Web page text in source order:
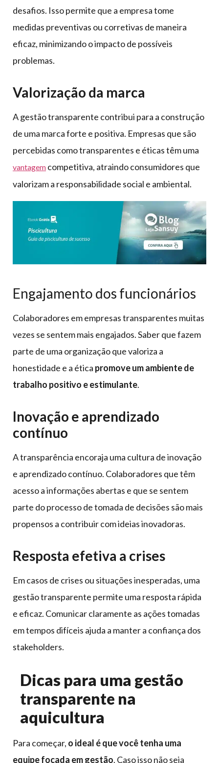
desafios. Isso permite que a empresa tome
medidas preventivas ou corretivas de maneira
eficaz, minimizando o impacto de possíveis
problemas.
Valorização da marca
A gestão transparente contribui para a construção
de uma marca forte e positiva. Empresas que são
percebidas como transparentes e éticas têm uma
vantagem competitiva, atraindo consumidores que
valorizam a responsabilidade social e ambiental.
Engajamento dos funcionários
Colaboradores em empresas transparentes muitas
vezes se sentem mais engajados. Saber que fazem
parte de uma organização que valoriza a
honestidade e a ética promove um ambiente de
trabalho positivo e estimulante.
Inovação e aprendizado
contínuo
A transparência encoraja uma cultura de inovação
e aprendizado contínuo. Colaboradores que têm
acesso a informações abertas e que se sentem
parte do processo de tomada de decisões são mais
propensos a contribuir com ideias inovadoras.
Resposta efetiva a crises
Em casos de crises ou situações inesperadas, uma
gestão transparente permite uma resposta rápida
e eficaz. Comunicar claramente as ações tomadas
em tempos difíceis ajuda a manter a confiança dos
stakeholders.
Dicas para uma gestão
transparente na
aquicultura
Para começar, o ideal é que você tenha uma
equipe focada em gestão. Caso isso não seja